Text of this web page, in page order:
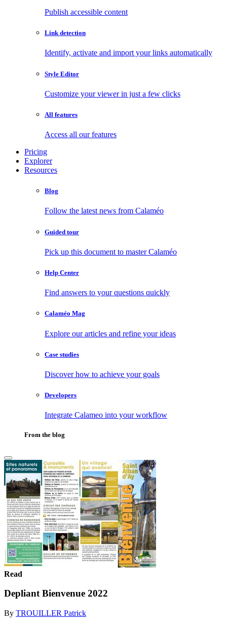
Publish accessible content
Link detection
Identify, activate and import your links automatically
Style Editor
Customize your viewer in just a few clicks
All features
Access all our features
Pricing
Explorer
Resources
Blog
Follow the latest news from Calaméo
Guided tour
Pick up this document to master Calaméo
Help Center
Find answers to your questions quickly
Calaméo Mag
Explore our articles and refine your ideas
Case studies
Discover how to achieve your goals
Developers
Integrate Calameo into your workflow
From the blog
Read
Depliant Bienvenue 2022
By TROUILLER Patrick